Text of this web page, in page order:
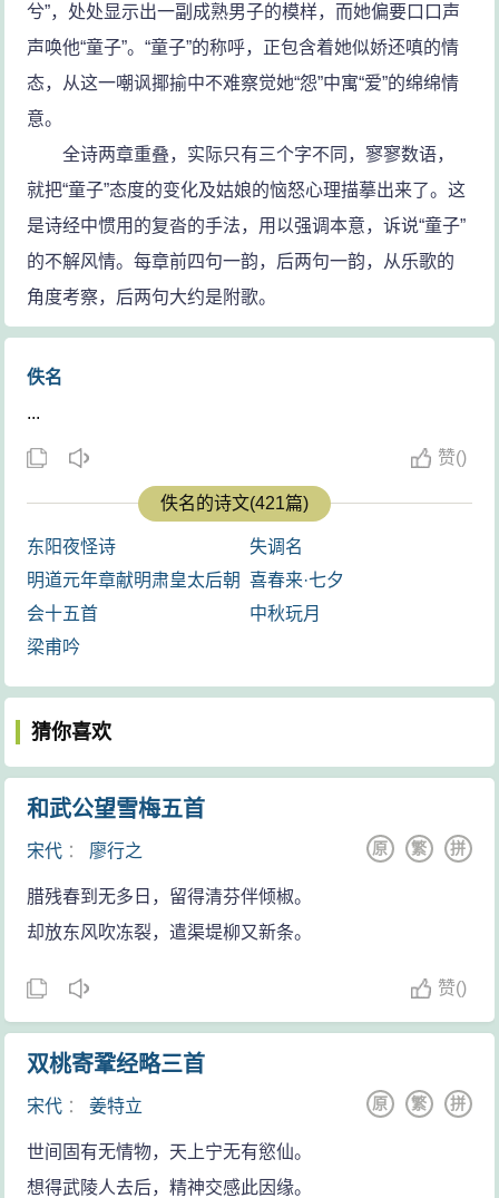
兮”，处处显示出一副成熟男子的模样，而她偏要口口声
声唤他“童子”。“童子”的称呼，正包含着她似娇还嗔的情
态，从这一嘲讽揶揄中不难察觉她“怨”中寓“爱”的绵绵情
意。
全诗两章重叠，实际只有三个字不同，寥寥数语，
就把“童子”态度的变化及姑娘的恼怒心理描摹出来了。这
是诗经中惯用的复沓的手法，用以强调本意，诉说“童子”
的不解风情。每章前四句一韵，后两句一韵，从乐歌的
角度考察，后两句大约是附歌。
佚名
...
赞()
佚名的诗文(421篇)
东阳夜怪诗
失调名
明道元年章献明肃皇太后朝
会十五首
喜春来·七夕
中秋玩月
梁甫吟
猜你喜欢
和武公望雪梅五首
宋代 ： 廖行之 拼
繁
原
腊残春到无多日，留得清芬伴倾椒。
却放东风吹冻裂，遣渠堤柳又新条。
赞()
双桃寄鞏经略三首
宋代 ：姜特立 拼
繁
原
世间固有无情物，天上宁无有慾仙。
想得武陵人去后，精神交感此因缘。